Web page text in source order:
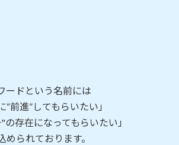
ードという名前には
“前進”してもらいたい」
の存在になってもらいたい」
められております。